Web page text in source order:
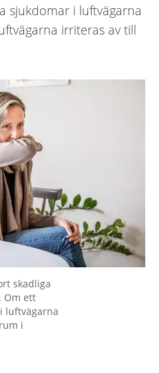
sjukdomar i luftvägarna
irriteras av till
skadliga
Om ett
luftvägarna
i